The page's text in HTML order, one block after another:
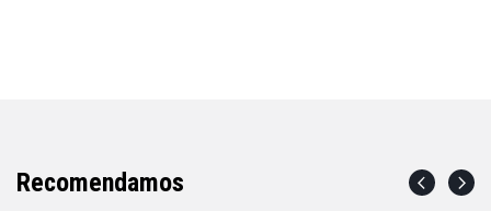
Recomendamos